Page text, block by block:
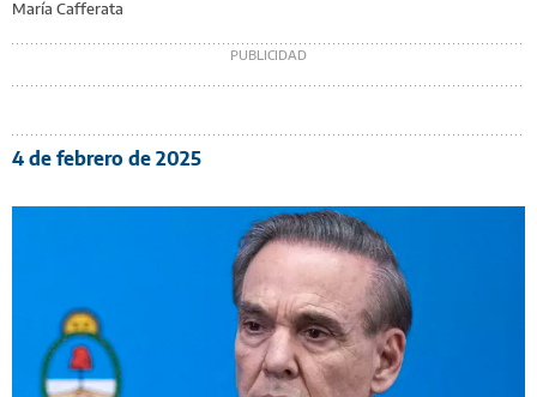
María Cafferata
4 de febrero de 2025